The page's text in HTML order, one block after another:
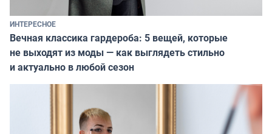
ИНТЕРЕСНОЕ
Вечная классика гардероба: 5 вещей, которые
не выходят из моды — как выглядеть стильно
и актуально в любой сезон